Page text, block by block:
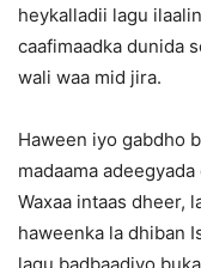
heykalladii lagu
caafimaadka dunida
wali waa mid jira.
Haween iyo gabdho
madaama
Waxaa intaas dheer,
haweenka la dhiban